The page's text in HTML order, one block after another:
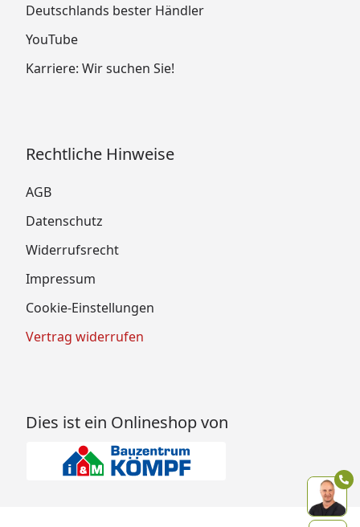
Deutschlands bester Händler
YouTube
Karriere: Wir suchen Sie!
Rechtliche Hinweise
AGB
Datenschutz
Widerrufsrecht
Impressum
Cookie-Einstellungen
Vertrag widerrufen
Dies ist ein Onlineshop von